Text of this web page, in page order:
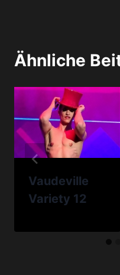
Ähnliche
Vaudeville
Variety 12